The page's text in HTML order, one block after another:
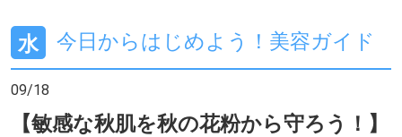
水 今日からはじめよう！美容ガイド
09/18
【敏感な秋肌を秋の花粉から守ろう！】